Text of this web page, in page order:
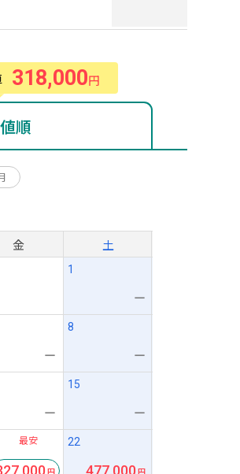
318,000円
順
金 土
1
ー
ー
8
ー
ー
15
ー
最安 22
477,000